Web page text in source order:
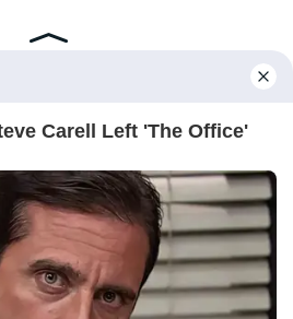
• Built withGeneratePress